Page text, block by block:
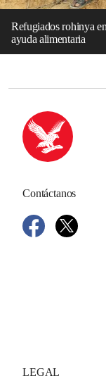
Refugiados rohinya
ayuda alimentaria
Contáctanos
LEGAL